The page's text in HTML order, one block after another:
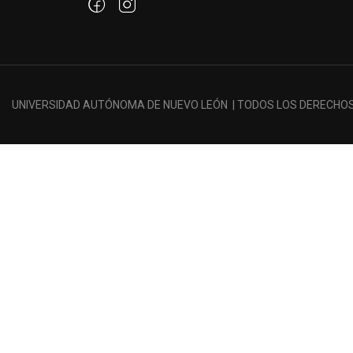
UNIVERSIDAD AUTÓNOMA DE NUEVO LEÓN | TODOS LOS